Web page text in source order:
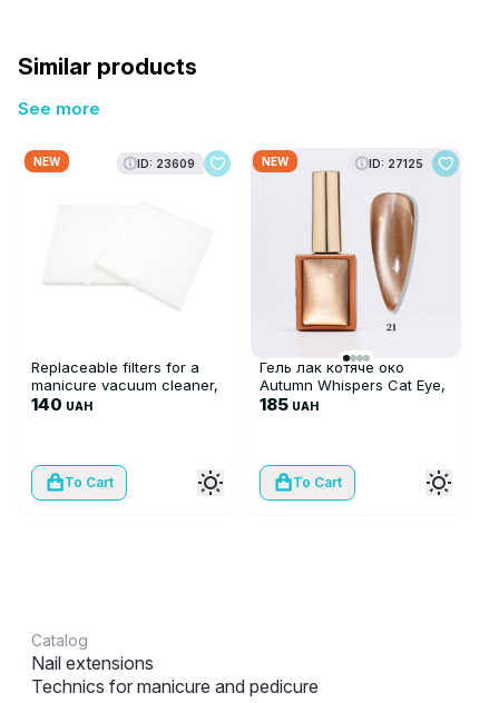
Similar products
See more
NEW ID: 23609
Replaceable filters for a
manicure vacuum cleaner,
2 pcs
140 UAH
To Cart
NEW ID: 27125
Гель лак котяче око
Autumn Whispers Cat Eye,
21
185 UAH
To Cart
Catalog
Nail extensions
Technics for manicure and pedicure